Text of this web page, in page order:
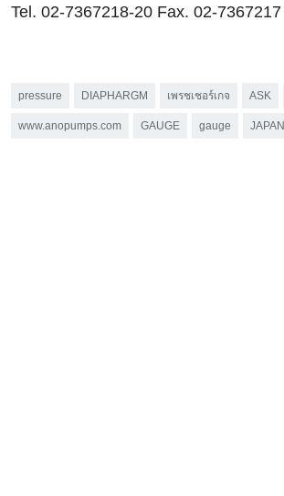
Tel. 02-7367218-20 Fax. 02-7367217
pressure DIAPHARGM เพรชเชอร์เกจ ASK
www.anopumps.com GAUGE gauge JAPAN